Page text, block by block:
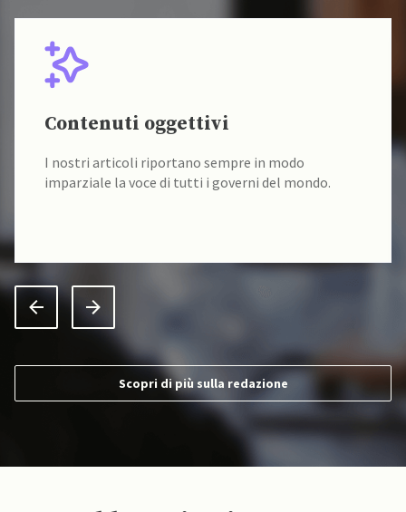
Contenuti oggettivi
I nostri articoli riportano sempre in modo
imparziale la voce di tutti i governi del mondo.
Scopri di più sulla redazione